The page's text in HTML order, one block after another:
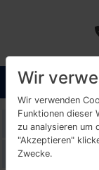
A
B
Wir
Wir verwenden
Funktionen dieser
zu analysieren um
"Akzeptieren"
Zwecke.